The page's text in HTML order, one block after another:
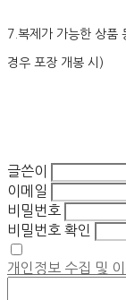
7.복제가 가능한 상
경우 포장 개봉 시)
글쓴이
이메일
비밀번호
비밀번호 확인
개인정보 수집 및